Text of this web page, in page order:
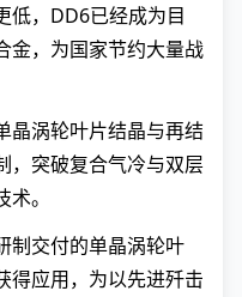
低，DD6已经成为目
金，为国家节约大量战
晶涡轮叶片结晶与再结
，突破复合气冷与双层
。
制交付的单晶涡轮叶
得应用，为以先进歼击